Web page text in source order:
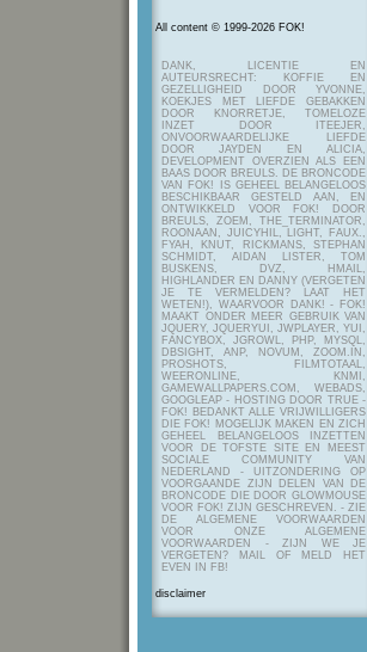
All content © 1999-2026 FOK!
DANK, LICENTIE EN
AUTEURSRECHT: KOFFIE EN
GEZELLIGHEID DOOR YVONNE,
KOEKJES MET LIEFDE GEBAKKEN
DOOR KNORRETJE, TOMELOZE
INZET DOOR ITEEJER,
ONVOORWAARDELIJKE LIEFDE
DOOR JAYDEN EN ALICIA,
DEVELOPMENT OVERZIEN ALS EEN
BAAS DOOR BREULS. DE BRONCODE
VAN FOK! IS GEHEEL BELANGELOOS
BESCHIKBAAR GESTELD AAN, EN
ONTWIKKELD VOOR FOK! DOOR
BREULS, ZOEM, THE_TERMINATOR,
ROONAAN, JUICYHIL, LIGHT, FAUX.,
FYAH, KNUT, RICKMANS, STEPHAN
SCHMIDT, AIDAN LISTER, TOM
BUSKENS, DVZ, HMAIL,
HIGHLANDER EN DANNY (VERGETEN
JE TE VERMELDEN? LAAT HET
WETEN!), WAARVOOR DANK! - FOK!
MAAKT ONDER MEER GEBRUIK VAN
JQUERY, JQUERYUI, JWPLAYER, YUI,
FANCYBOX, JGROWL, PHP, MYSQL,
DBSIGHT, ANP, NOVUM, ZOOM.IN,
PROSHOTS, FILMTOTAAL,
WEERONLINE, KNMI,
GAMEWALLPAPERS.COM, WEBADS,
GOOGLEAP - HOSTING DOOR TRUE -
FOK! BEDANKT ALLE VRIJWILLIGERS
DIE FOK! MOGELIJK MAKEN EN ZICH
GEHEEL BELANGELOOS INZETTEN
VOOR DE TOFSTE SITE EN MEEST
SOCIALE COMMUNITY VAN
NEDERLAND - UITZONDERING OP
VOORGAANDE ZIJN DELEN VAN DE
BRONCODE DIE DOOR GLOWMOUSE
VOOR FOK! ZIJN GESCHREVEN. - ZIE
DE ALGEMENE VOORWAARDEN
VOOR ONZE ALGEMENE
VOORWAARDEN - ZIJN WE JE
VERGETEN? MAIL OF MELD HET
EVEN IN FB!
disclaimer